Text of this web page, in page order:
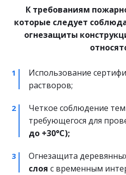
К требованиям
которые следует
огнезащиты
Использование
растворов;
Четкое соблюдение
требующегося для
до +30°С);
Огнезащита
слоя с временным